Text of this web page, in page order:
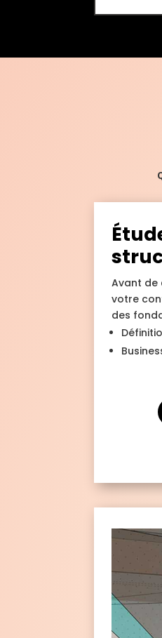
Avant de
votre
des